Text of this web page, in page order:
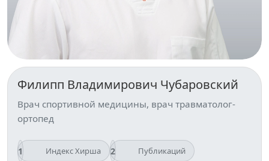
Филипп Владимирович Чубаровский
Врач спортивной медицины, врач травматолог-
ортопед
1 Индекс Хирша 2 Публикаций